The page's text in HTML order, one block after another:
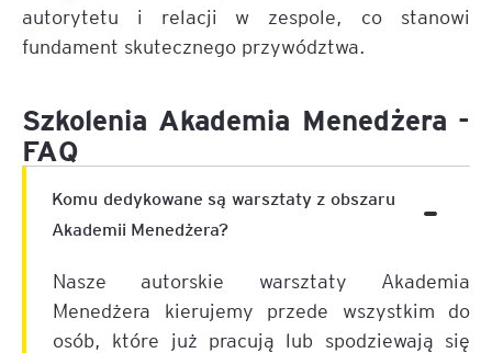
autorytetu i relacji w zespole, co stanowi
fundament skutecznego przywództwa.
Szkolenia Akademia Menedżera -
FAQ
Komu dedykowane są warsztaty z obszaru
Akademii Menedżera?
Nasze autorskie warsztaty Akademia
Menedżera kierujemy przede wszystkim do
osób, które już pracują lub spodziewają się